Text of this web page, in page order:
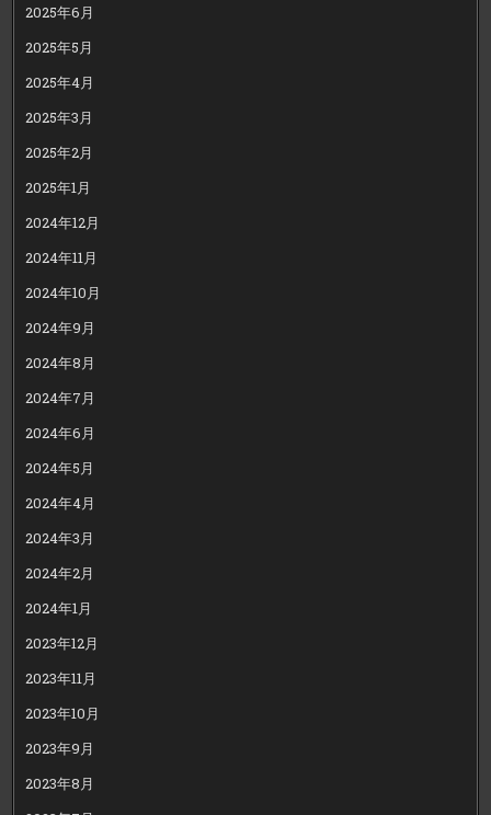
2025年6月
2025年5月
2025年4月
2025年3月
2025年2月
2025年1月
2024年12月
2024年11月
2024年10月
2024年9月
2024年8月
2024年7月
2024年6月
2024年5月
2024年4月
2024年3月
2024年2月
2024年1月
2023年12月
2023年11月
2023年10月
2023年9月
2023年8月